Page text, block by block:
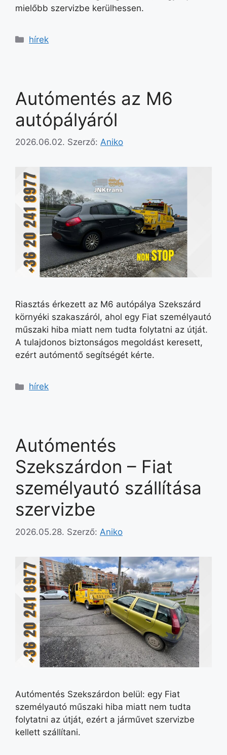
mielőbb szervizbe kerülhessen.
hírek
Autómentés az M6
autópályáról
2026.06.02. Szerző: Aniko
Riasztás érkezett az M6 autópálya Szekszárd
környéki szakaszáról, ahol egy Fiat személyautó
műszaki hiba miatt nem tudta folytatni az útját.
A tulajdonos biztonságos megoldást keresett,
ezért autómentő segítségét kérte.
hírek
Autómentés
Szekszárdon – Fiat
személyautó szállítása
szervizbe
2026.05.28. Szerző: Aniko
Autómentés Szekszárdon belül: egy Fiat
személyautó műszaki hiba miatt nem tudta
folytatni az útját, ezért a járművet szervizbe
kellett szállítani.